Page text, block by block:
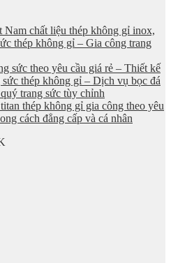
Nam chất liệu thép không gỉ inox,
thép không gỉ – Gia công trang
sức theo yêu cầu giá rẻ – Thiết kế
thép không gỉ – Dịch vụ bọc đá
trang sức tùy chỉnh
thép không gỉ gia công theo yêu
cách đẳng cấp và cá nhân